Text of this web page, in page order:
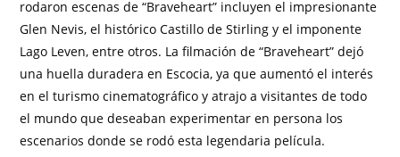
rodaron escenas de “Braveheart” incluyen el impresionante
Glen Nevis, el histórico Castillo de Stirling y el imponente
Lago Leven, entre otros. La filmación de “Braveheart” dejó
una huella duradera en Escocia, ya que aumentó el interés
en el turismo cinematográfico y atrajo a visitantes de todo
el mundo que deseaban experimentar en persona los
escenarios donde se rodó esta legendaria película.